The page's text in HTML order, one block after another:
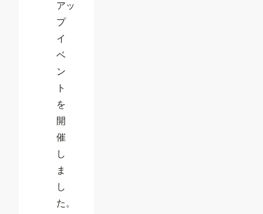
アッ
プ
イ
ベ
ン
ト
を
開
催
し
ま
し
た。